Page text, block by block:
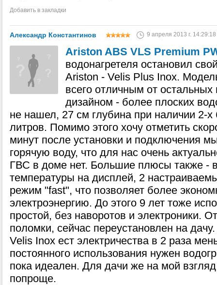
Добавить в закладки
Александр Константинов 9 апреля 2013 г. 14:29:18
Ariston ABS VLS Premium
водонагретеля остановил
Ariston - Velis Plus Inox.
всего отличным от остальных
дизайном - более плоских
не нашел, 27 см глубина при наличии 2-
литров. Помимо этого хочу отметить
минут после установки и подключения
горячую воду, что для нас очень
ГВС в доме нет. Большие плюсы также -
температуры на дисплей, 2
режим "fast", что позволяет более
электроэнергию. До этого 9 лет тоже
простой, без наворотов и электроники.
поломки, сейчас переустановлен на
Velis Inox ест электричества в 2 раза
постоянного использования нужен
пока идеален. Для дачи же на мой
попроще.